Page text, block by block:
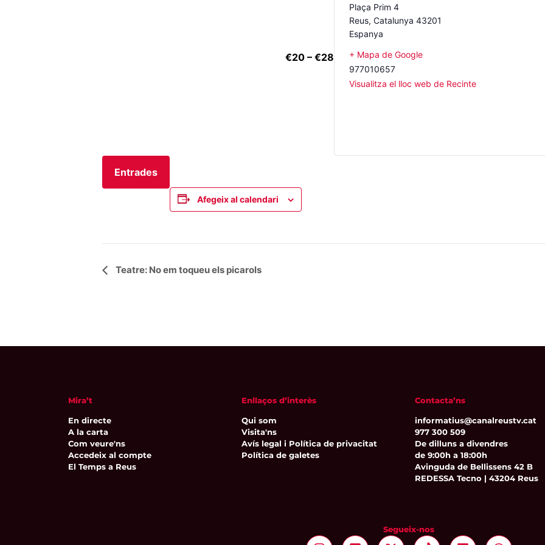
€20 – €28
Plaça Prim 4
Reus, Catalunya 43201
Espanya
+ Mapa de Google
977010657
Visualitza el lloc web de Recinte
Entrades
Afegeix al calendari
Navegació
Teatre: No em toqueu els picarols
Mira’t
En directe
A la carta
Com veure'ns
Accedeix al compte
El Temps a Reus
Enllaços d’interès
Qui som
Visita'ns
Avís legal i Política de privacitat
Política de galetes
Contacta’ns
informatius@canalreustv.cat
977 300 509
De dilluns a divendres
de 9:00h a 18:00h
Avinguda de Bellissens 42 B
REDESSA Tecno | 43204 Reus
Segueix-nos